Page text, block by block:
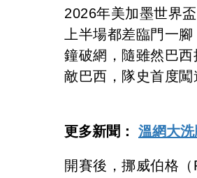
2026年美加墨世界
上半場都差臨門一
鐘破網，隨雖然巴
敵巴西，隊史首度闖
更多新聞： 溫網大
開賽後，挪威伯格